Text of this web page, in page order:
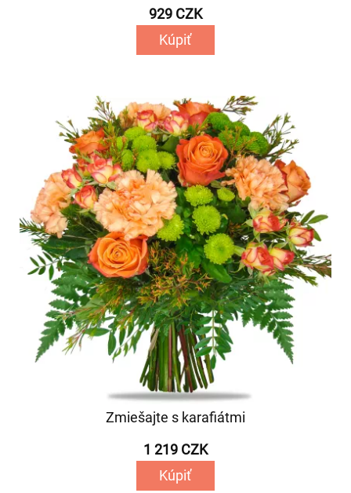
929 CZK
Kúpiť
Zmiešajte s karafiátmi
1 219 CZK
Kúpiť